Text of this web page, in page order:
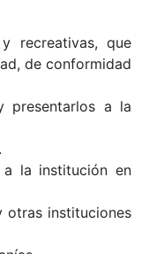
recreativas, que
de conformidad
presentarlos a la
a la institución en
otras instituciones